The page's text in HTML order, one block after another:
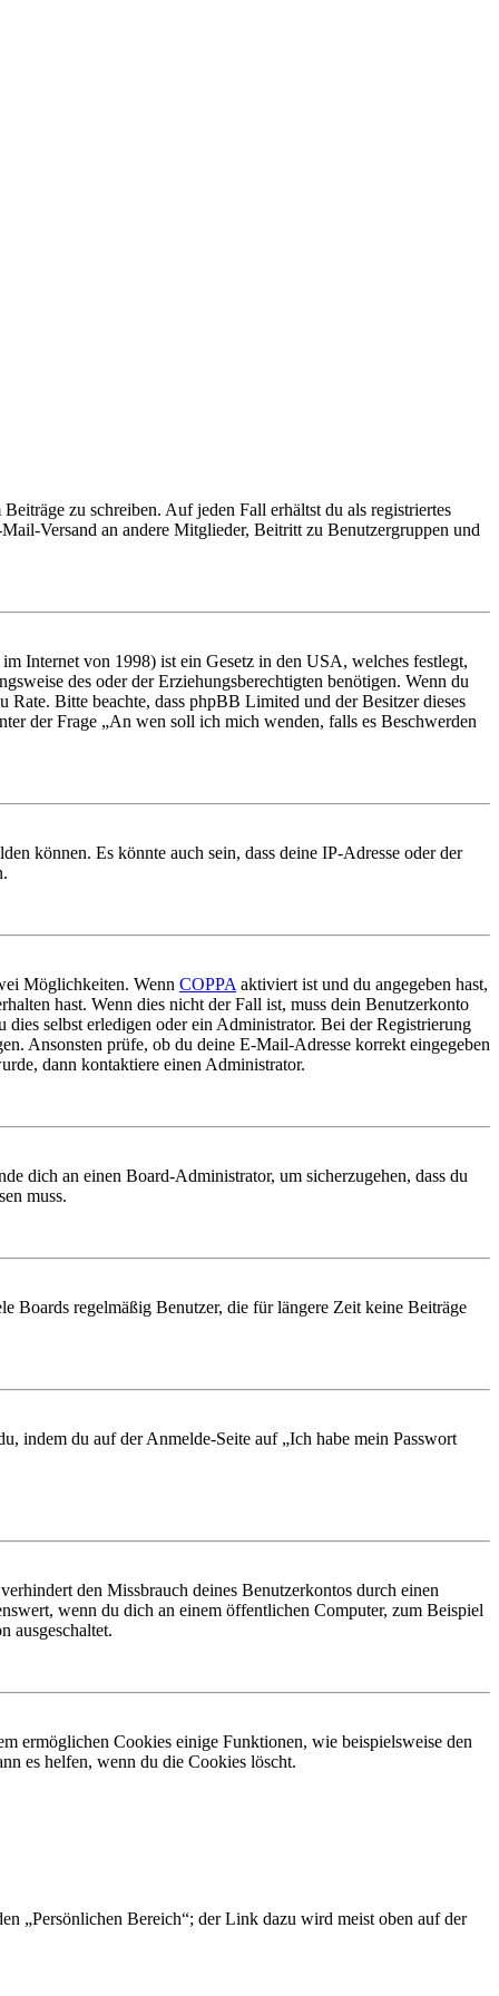
zu schreiben. Auf jeden Fall erhältst du als registriertes
Versand an andere Mitglieder, Beitritt zu Benutzergruppen und
Internet von 1998) ist ein Gesetz in den USA, welches festlegt,
des oder der Erziehungsberechtigten benötigen. Wenn du
Bitte beachte, dass phpBB Limited und der Besitzer dieses
der Frage „An wen soll ich mich wenden, falls es Beschwerden
können. Es könnte auch sein, dass deine IP-Adresse oder der
Möglichkeiten. Wenn COPPA aktiviert ist und du angegeben hast,
hast. Wenn dies nicht der Fall ist, muss dein Benutzerkonto
selbst erledigen oder ein Administrator. Bei der Registrierung
Ansonsten prüfe, ob du deine E-Mail-Adresse korrekt eingegeben
dann kontaktiere einen Administrator.
dich an einen Board-Administrator, um sicherzugehen, dass du
muss.
Boards regelmäßig Benutzer, die für längere Zeit keine Beiträge
indem du auf der Anmelde-Seite auf „Ich habe mein Passwort
den Missbrauch deines Benutzerkontos durch einen
wenn du dich an einem öffentlichen Computer, zum Beispiel
ausgeschaltet.
ermöglichen Cookies einige Funktionen, wie beispielsweise den
es helfen, wenn du die Cookies löscht.
„Persönlichen Bereich“; der Link dazu wird meist oben auf der